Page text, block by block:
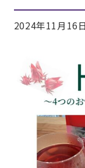
2024年11月16日